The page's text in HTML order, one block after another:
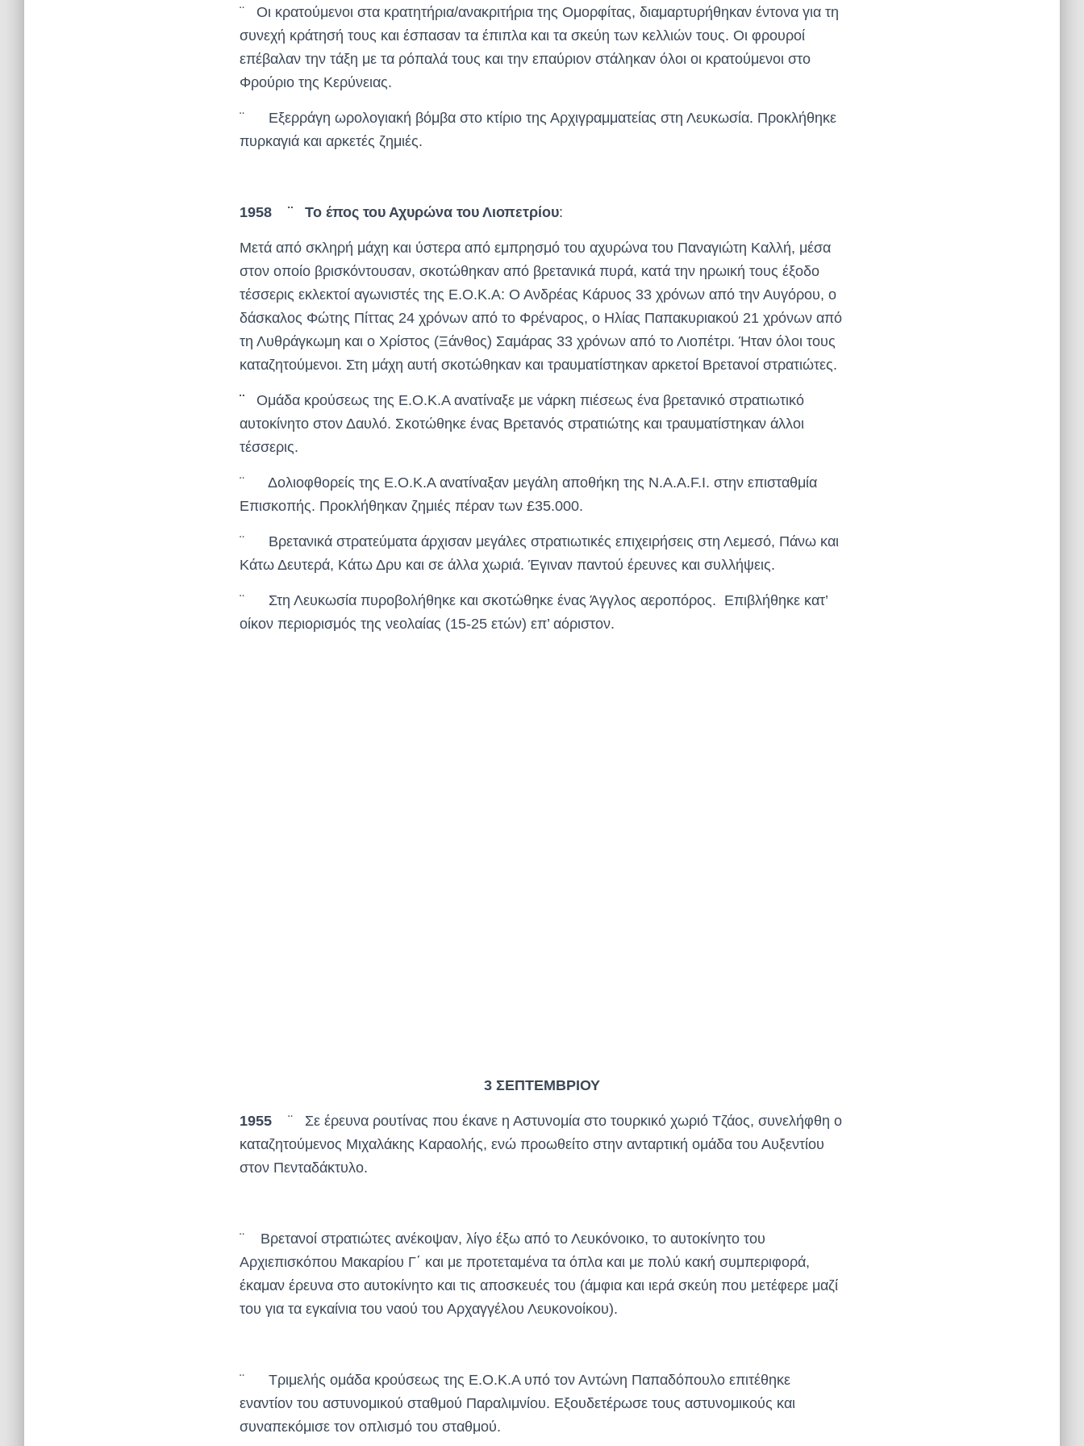
¨ Οι κρατούμενοι στα κρατητήρια/ανακριτήρια της Ομορφίτας, διαμαρτυρήθηκαν έντονα για τη
συνεχή κράτησή τους και έσπασαν τα έπιπλα και τα σκεύη των κελλιών τους. Οι φρουροί
επέβαλαν την τάξη με τα ρόπαλά τους και την επαύριον στάληκαν όλοι οι κρατούμενοι στο
Φρούριο της Κερύνειας.
¨ Εξερράγη ωρολογιακή βόμβα στο κτίριο της Αρχιγραμματείας στη Λευκωσία. Προκλήθηκε
πυρκαγιά και αρκετές ζημιές.
1958 ¨ Το έπος του Αχυρώνα του Λιοπετρίου:
Μετά από σκληρή μάχη και ύστερα από εμπρησμό του αχυρώνα του Παναγιώτη Καλλή, μέσα
στον οποίο βρισκόντουσαν, σκοτώθηκαν από βρετανικά πυρά, κατά την ηρωική τους έξοδο
τέσσερις εκλεκτοί αγωνιστές της Ε.Ο.Κ.Α: Ο Ανδρέας Κάρυος 33 χρόνων από την Αυγόρου, ο
δάσκαλος Φώτης Πίττας 24 χρόνων από το Φρέναρος, ο Ηλίας Παπακυριακού 21 χρόνων από
τη Λυθράγκωμη και ο Χρίστος (Ξάνθος) Σαμάρας 33 χρόνων από το Λιοπέτρι. Ήταν όλοι τους
καταζητούμενοι. Στη μάχη αυτή σκοτώθηκαν και τραυματίστηκαν αρκετοί Βρετανοί στρατιώτες.
¨ Ομάδα κρούσεως της Ε.Ο.Κ.Α ανατίναξε με νάρκη πιέσεως ένα βρετανικό στρατιωτικό
αυτοκίνητο στον Δαυλό. Σκοτώθηκε ένας Βρετανός στρατιώτης και τραυματίστηκαν άλλοι
τέσσερις.
¨ Δολιοφθορείς της Ε.Ο.Κ.Α ανατίναξαν μεγάλη αποθήκη της N.A.A.F.I. στην επισταθμία
Επισκοπής. Προκλήθηκαν ζημιές πέραν των £35.000.
¨ Βρετανικά στρατεύματα άρχισαν μεγάλες στρατιωτικές επιχειρήσεις στη Λεμεσό, Πάνω και
Κάτω Δευτερά, Κάτω Δρυ και σε άλλα χωριά. Έγιναν παντού έρευνες και συλλήψεις.
¨ Στη Λευκωσία πυροβολήθηκε και σκοτώθηκε ένας Άγγλος αεροπόρος. Επιβλήθηκε κατ’
οίκον περιορισμός της νεολαίας (15-25 ετών) επ’ αόριστον.
3 ΣΕΠΤΕΜΒΡΙΟΥ
1955 ¨ Σε έρευνα ρουτίνας που έκανε η Αστυνομία στο τουρκικό χωριό Τζάος, συνελήφθη ο
καταζητούμενος Μιχαλάκης Καραολής, ενώ προωθείτο στην ανταρτική ομάδα του Αυξεντίου
στον Πενταδάκτυλο.
¨ Βρετανοί στρατιώτες ανέκοψαν, λίγο έξω από το Λευκόνοικο, το αυτοκίνητο του
Αρχιεπισκόπου Μακαρίου Γ΄ και με προτεταμένα τα όπλα και με πολύ κακή συμπεριφορά,
έκαμαν έρευνα στο αυτοκίνητο και τις αποσκευές του (άμφια και ιερά σκεύη που μετέφερε μαζί
του για τα εγκαίνια του ναού του Αρχαγγέλου Λευκονοίκου).
¨ Τριμελής ομάδα κρούσεως της Ε.Ο.Κ.Α υπό τον Αντώνη Παπαδόπουλο επιτέθηκε
εναντίον του αστυνομικού σταθμού Παραλιμνίου. Εξουδετέρωσε τους αστυνομικούς και
συναπεκόμισε τον οπλισμό του σταθμού.